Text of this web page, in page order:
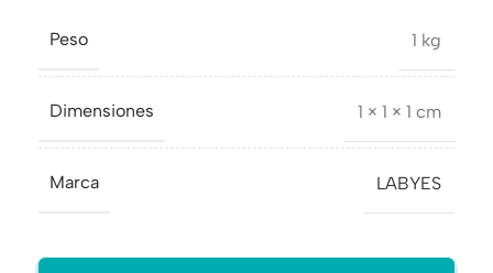
Peso 1 kg
Dimensiones 1 × 1 × 1 cm
Marca LABYES